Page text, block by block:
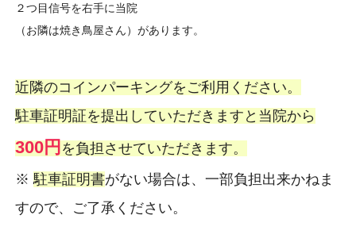
２つ目信号を右手に当院
（お隣は焼き鳥屋さん）があります。
近隣のコインパーキングをご利用ください。
駐車証明証を提出していただきますと当院から
300円を負担させていただきます。
※ 駐車証明書がない場合は、一部負担出来かねま
すので、ご了承ください。